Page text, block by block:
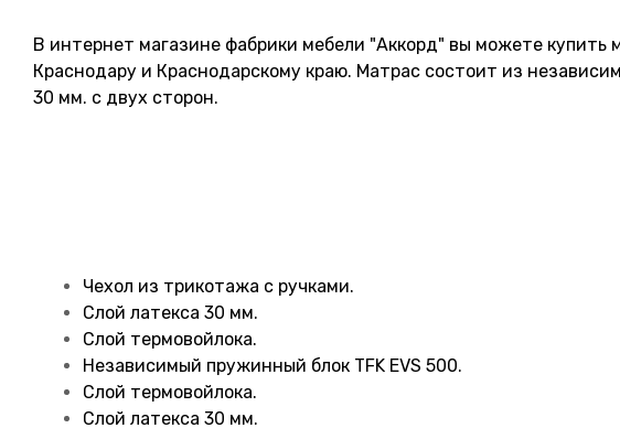
В интернет магазине фабрики мебели "Аккорд" вы можете
Краснодару и Краснодарскому краю. Матрас состоит из
30 мм. с двух сторон.
Чехол из трикотажа с ручками.
Слой латекса 30 мм.
Слой термовойлока.
Независимый пружинный блок TFK EVS 500.
Слой термовойлока.
Слой латекса 30 мм.